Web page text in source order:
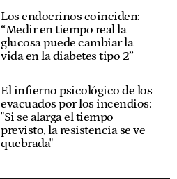
Los endocrinos coinciden:
“Medir en tiempo real la
glucosa puede cambiar la
vida en la diabetes tipo 2”
El infierno psicológico de los
evacuados por los incendios:
"Si se alarga el tiempo
previsto, la resistencia se ve
quebrada"